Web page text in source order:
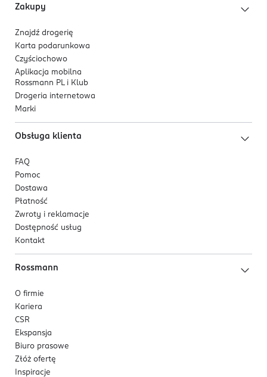
Zakupy
Znajdź drogerię
Karta podarunkowa
Czyściochowo
Aplikacja mobilna
Rossmann PL i Klub
Drogeria internetowa
Marki
Obsługa klienta
FAQ
Pomoc
Dostawa
Płatność
Zwroty i reklamacje
Dostępność usług
Kontakt
Rossmann
O firmie
Kariera
CSR
Ekspansja
Biuro prasowe
Złóż ofertę
Inspiracje